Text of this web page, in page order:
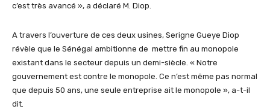
c’est très avancé », a déclaré M. Diop.
A travers l’ouverture de ces deux usines, Serigne Gueye Diop
révèle que le Sénégal ambitionne de mettre fin au monopole
existant dans le secteur depuis un demi-siècle. « Notre
gouvernement est contre le monopole. Ce n’est même pas normal
que depuis 50 ans, une seule entreprise ait le monopole », a-t-il
dit.